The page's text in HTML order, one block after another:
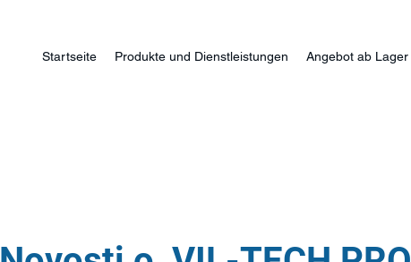
Startseite Produkte und Dienstleistungen Angebot ab Lager